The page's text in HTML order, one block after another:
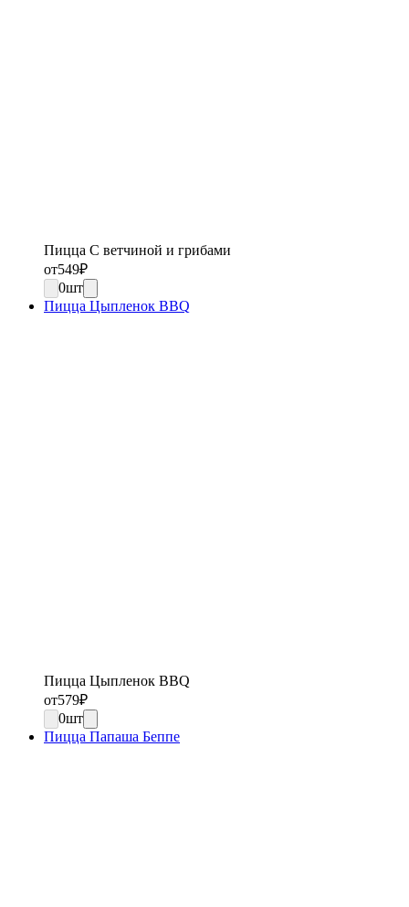
Пицца С ветчиной и грибами
от549₽
0шт
Пицца Цыпленок BBQ
Пицца Цыпленок BBQ
от579₽
0шт
Пицца Папаша Беппе